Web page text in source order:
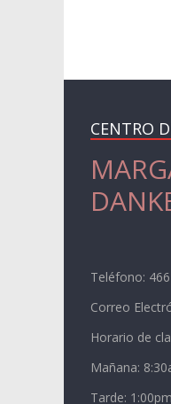
CENTRO
Teléfono:
Correo
Horario de
Mañana:
Tarde: